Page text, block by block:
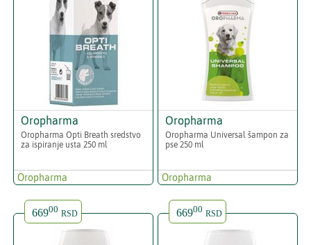
Oropharma
Oropharma Opti Breath sredstvo
za ispiranje usta 250 ml
Oropharma
Oropharma
Oropharma Universal šampon za
pse 250 ml
Oropharma
66900 RSD 66900 RSD